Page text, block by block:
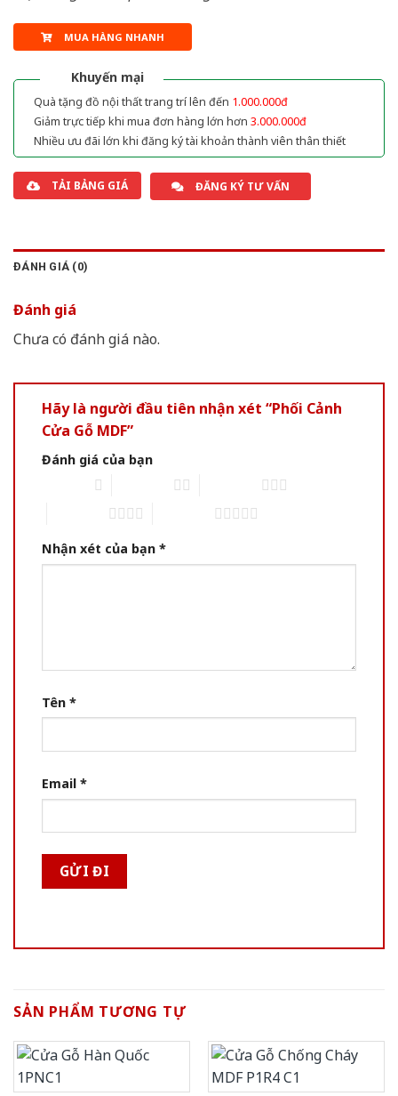
MUA HÀNG NHANH
Khuyến mại
Quà tặng đồ nội thất trang trí lên đến 1.000.000đ
Giảm trực tiếp khi mua đơn hàng lớn hơn 3.000.000đ
Nhiều ưu đãi lớn khi đăng ký tài khoản thành viên thân thiết
TẢI BẢNG GIÁ ĐĂNG KÝ TƯ VẤN
ĐÁNH GIÁ (0)
Đánh giá
Chưa có đánh giá nào.
Hãy là người đầu tiên nhận xét “Phối Cảnh
Cửa Gỗ MDF”
Đánh giá của bạn
Nhận xét của bạn *
Tên *
Email *
SẢN PHẨM TƯƠNG TỰ